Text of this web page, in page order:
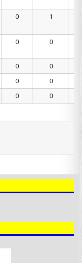
0 1
0 0
0
0
0
0
0 0